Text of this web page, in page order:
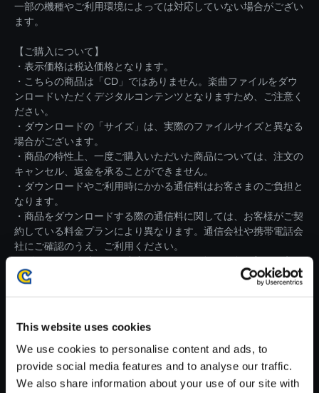
This website uses cookies
We use cookies to personalise content and ads, to
provide social media features and to analyse our traffic.
We also share information about your use of our site with
一部の機種やご利用環境によっては対応していない場合がござい
ます。
【ご購入について】
・表示価格は税込価格となります。
・こちらの商品は「CD」ではありません。楽曲ファイルをダウ
ンロードいただくデジタルコンテンツとなりますため、ご注意く
ださい。
・ダウンロードの「サイズ」は、実際のファイルサイズと異なる
場合がございます。
・商品の特性上、一度ご購入いただいた商品については、注文の
キャンセル、返金を承ることができません。
・ダウンロードやご利用時にかかる通信料はお客さまのご負担と
なります。
・商品をダウンロードする際の通信料に関しては、お客様がご契
約している料金プランにより異なります。通信会社や携帯電話会
社にご確認のうえ、ご利用ください。
がかかる場合がございます。